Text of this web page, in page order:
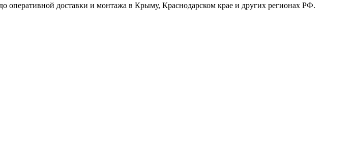
оперативной доставки и монтажа в Крыму, Краснодарском крае и других регионах РФ.